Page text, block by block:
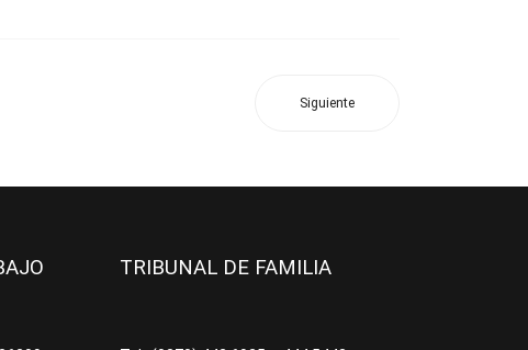
Siguiente
TRIBUNAL DE FAMILIA